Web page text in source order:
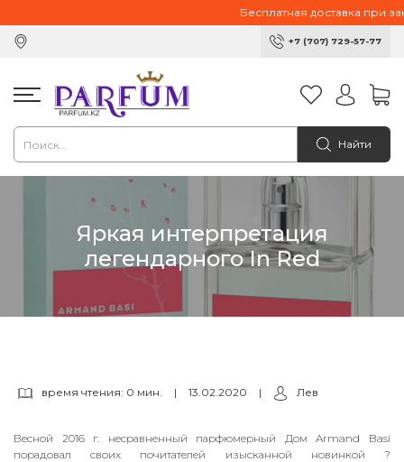
Бесплатная доставка при
+7 (707) 729-57-77
Найти
Яркая интерпретация
легендарного In Red
время чтения: 0 мин. | 13.02.2020 | Лев
Весной 2016 г. несравненный парфюмерный Дом Armand Basi
порадовал своих почитателей изысканной новинкой ?